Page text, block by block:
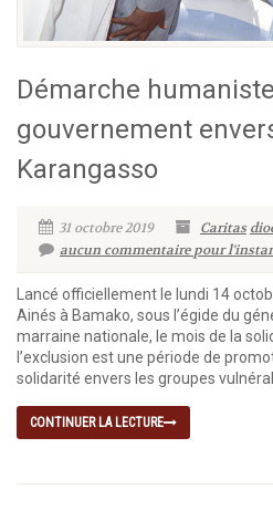
Démarche
gouvernement
Karangasso
31 octobre 2019 Caritas
aucun commentaire pour
Lancé officiellement le lundi 14
Ainés à Bamako, sous l’égide du
marraine nationale, le mois de la
l’exclusion est une période de
solidarité envers les groupes
CONTINUER LA LECTURE